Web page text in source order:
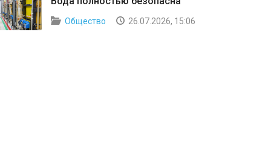
Общество 26.07.2026, 15:06